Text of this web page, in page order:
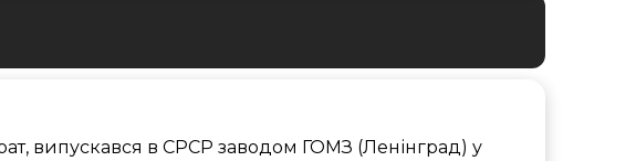
випускався в СРСР заводом ГОМЗ (Ленінград) у